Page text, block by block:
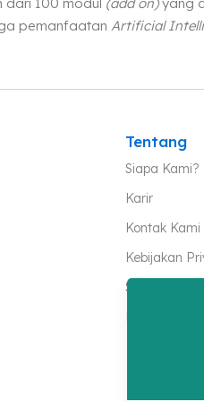
pemanfaatan Artificial
Tentang
Siapa Kami?
Karir
Kontak Kami
Kebijakan
Syarat &